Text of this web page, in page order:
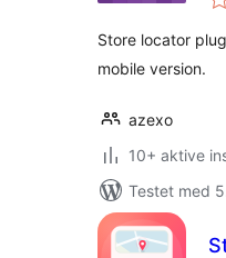
Store locator
mobile version.
azexo
10+ aktive
Testet med